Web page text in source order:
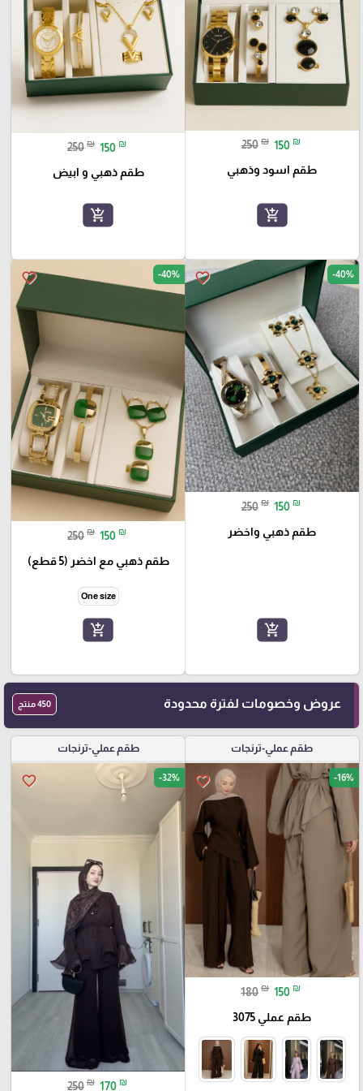
250 ₪ 150 ₪
طقم اسود وذهبي
add_shopping_cart
250 ₪ 150 ₪
طقم ذهبي و ابيض
add_shopping_cart
favorite_border -40%
250 ₪ 150 ₪
طقم ذهبي واخضر
add_shopping_cart
favorite_border -40%
250 ₪ 150 ₪
طقم ذهبي مع اخضر (5 قطع)
One size
add_shopping_cart
عروض وخصومات لفترة محدودة 450 منتج
طقم عملي-ترنجات
favorite_border -16%
180 ₪ 150 ₪
طقم عملي 3075
طقم عملي-ترنجات
favorite_border -32%
250 ₪ 170 ₪